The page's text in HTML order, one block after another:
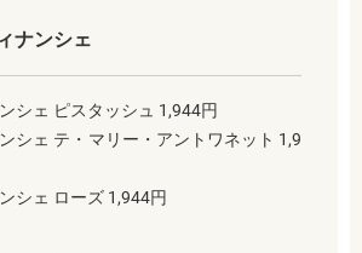
ナンシェ
シェ ピスタッシュ 1,944円
シェ テ・マリー・アントワネット 1,9
シェ ローズ 1,944円